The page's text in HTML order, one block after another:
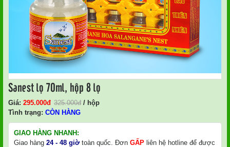
Sanest lọ 70ml, hộp 8 lọ
Giá: 295.000Đ 325.000đ / hộp
Tình trạng: CÒN HÀNG
GIAO HÀNG NHANH:
Giao hàng 24 - 48 giờtoàn quốc. Đơn GẤP liên hệ hotline để được